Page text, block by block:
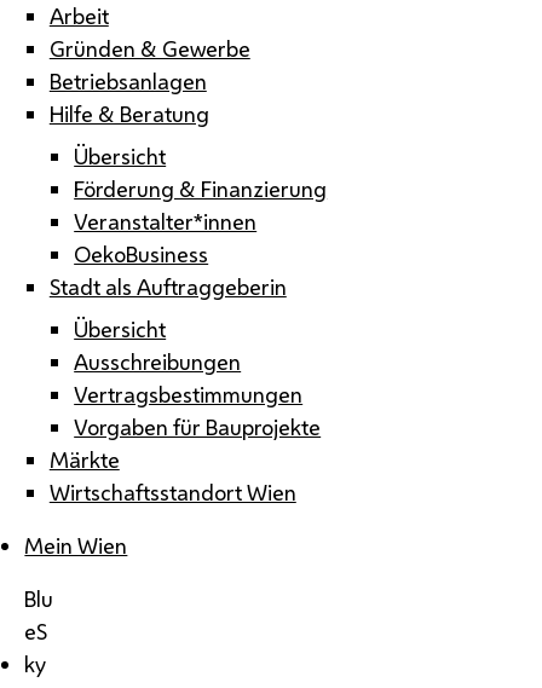
Arbeit
Gründen & Gewerbe
Betriebsanlagen
Hilfe & Beratung
Übersicht
Förderung & Finanzierung
Veranstalter*innen
OekoBusiness
Stadt als Auftraggeberin
Übersicht
Ausschreibungen
Vertragsbestimmungen
Vorgaben für Bauprojekte
Märkte
Wirtschaftsstandort Wien
Mein Wien
Blu
eS
ky